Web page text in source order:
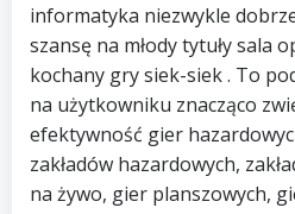
informatyka niezwykle
szansę na młody tytuły sala
kochany gry siek-siek . To
na użytkowniku znacząco
efektywność gier
zakładów hazardowych,
na żywo, gier planszowych,